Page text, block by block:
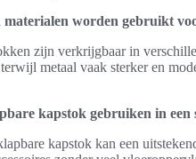
materialen worden gebruikt
zijn verkrijgbaar in
metaal vaak sterker en
kapstok gebruiken in een
kapstok kan een